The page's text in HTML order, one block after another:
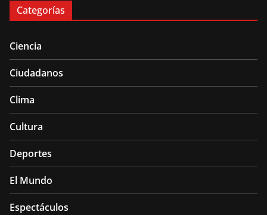
Categorías
Ciencia
Ciudadanos
Clima
Cultura
Deportes
El Mundo
Espectáculos